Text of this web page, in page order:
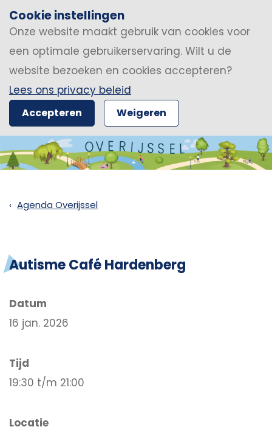
Cookie instellingen
Onze website maakt gebruik van cookies voor
een optimale gebruikerservaring. Wilt u de
website bezoeken en cookies accepteren?
Lees ons privacy beleid
Accepteren Weigeren
Agenda Overijssel
Autisme Café Hardenberg
Datum
16 jan. 2026
Tijd
19:30 t/m 21:00
Locatie